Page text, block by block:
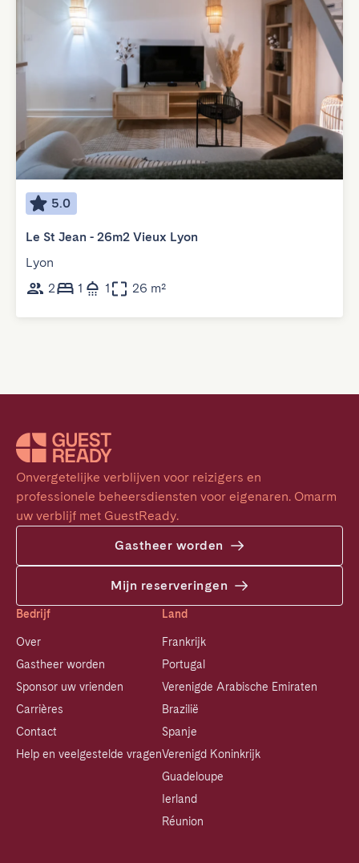
5.0
Le St Jean - 26m2 Vieux Lyon
Lyon
2
1 1 26 m²
Onvergetelijke verblijven voor reizigers en
professionele beheersdiensten voor eigenaren. Omarm
uw verblijf met GuestReady.
Gastheer worden
Mijn reserveringen
Bedrijf
Over
Gastheer worden
Sponsor uw vrienden
Carrières
Contact
Help en veelgestelde vragen
Land
Frankrijk
Portugal
Verenigde Arabische Emiraten
Brazilië
Spanje
Verenigd Koninkrijk
Guadeloupe
Ierland
Réunion